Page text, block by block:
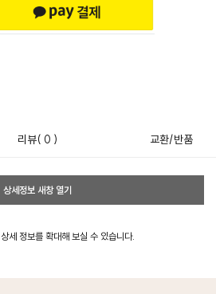
리뷰( 0 ) 교환/반품
상세정보 새창 열기
상세 정보를 확대해 보실 수 있습니다.